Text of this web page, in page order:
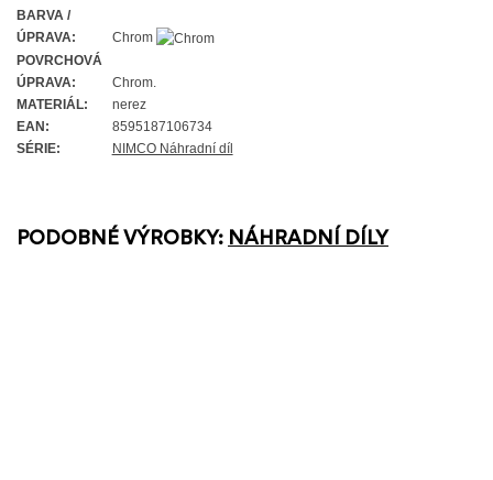
BARVA /
ÚPRAVA:
Chrom
POVRCHOVÁ
ÚPRAVA:
Chrom.
MATERIÁL:
nerez
EAN:
8595187106734
SÉRIE:
NIMCO Náhradní díl
PODOBNÉ VÝROBKY: NÁHRADNÍ DÍLY